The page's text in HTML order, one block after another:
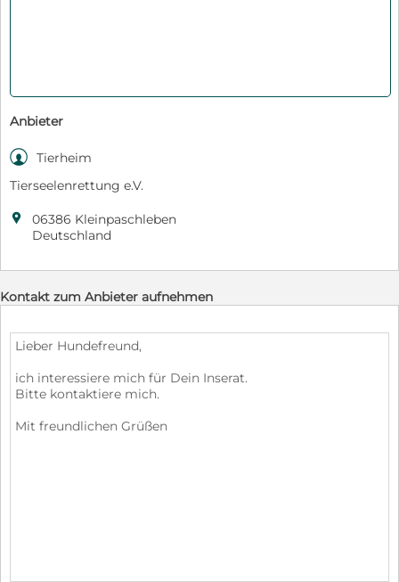
Anbieter
 Tierheim
Tierseelenrettung e.V.

06386 Kleinpaschleben
Deutschland
Kontakt zum Anbieter aufnehmen